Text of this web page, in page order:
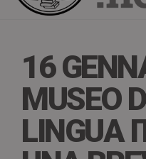
16
MUSEO
LINGUA